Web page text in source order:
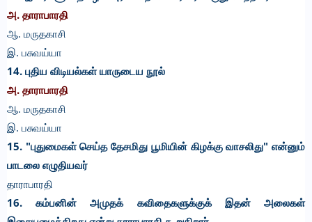
அ. தாராபாரதி
ஆ. மருதகாசி
இ. பசுவய்யா
14. புதிய விடியல்கள் யாருடைய நூல்
அ. தாராபாரதி
ஆ. மருதகாசி
இ. பசுவய்யா
15. "புதுமைகள் செய்த தேசமிது பூமியின் கிழக்கு வாசலிது" என்னும்
பாடலை எழுதியவர்
தாராபாரதி
16. கம்பனின் அமுதக் கவிதைகளுக்குக் இதன் அலைகள்